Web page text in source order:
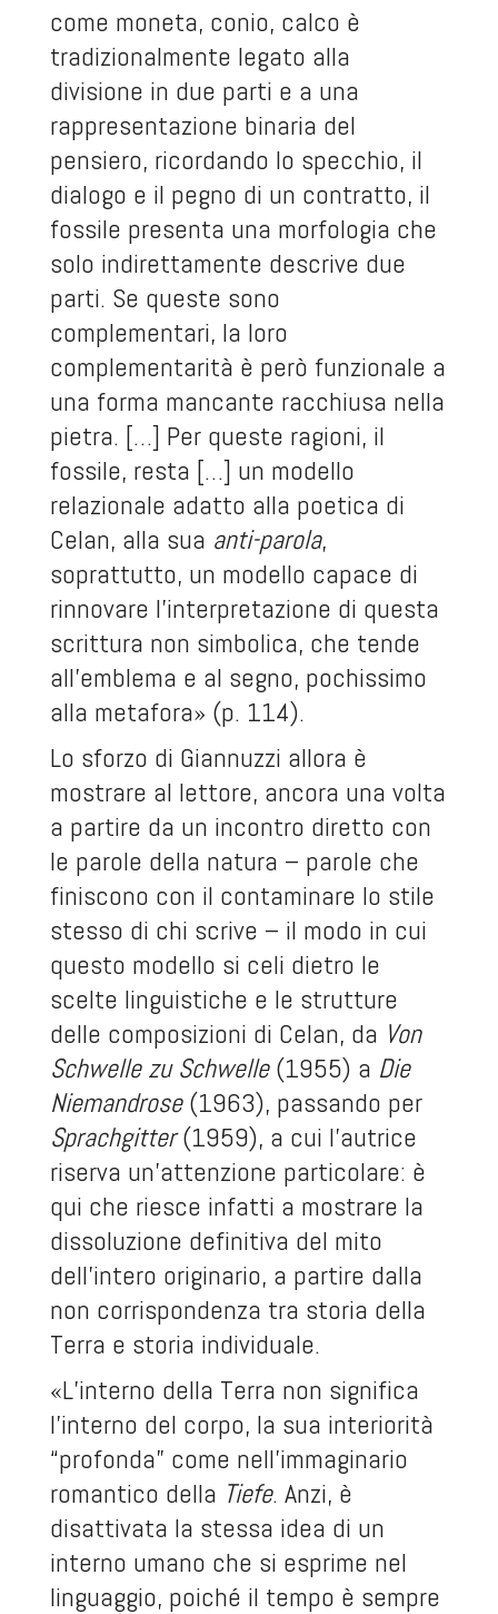
come moneta, conio, calco è
tradizionalmente legato alla
divisione in due parti e a una
rappresentazione binaria del
pensiero, ricordando lo specchio, il
dialogo e il pegno di un contratto, il
fossile presenta una morfologia che
solo indirettamente descrive due
parti. Se queste sono
complementari, la loro
complementarità è però funzionale a
una forma mancante racchiusa nella
pietra. […] Per queste ragioni, il
fossile, resta […] un modello
relazionale adatto alla poetica di
Celan, alla sua anti-parola,
soprattutto, un modello capace di
rinnovare l’interpretazione di questa
scrittura non simbolica, che tende
all’emblema e al segno, pochissimo
alla metafora» (p. 114).
Lo sforzo di Giannuzzi allora è
mostrare al lettore, ancora una volta
a partire da un incontro diretto con
le parole della natura – parole che
finiscono con il contaminare lo stile
stesso di chi scrive – il modo in cui
questo modello si celi dietro le
scelte linguistiche e le strutture
delle composizioni di Celan, da Von
Schwelle zu Schwelle(1955) a Die
Niemandrose(1963), passando per
Sprachgitter(1959), a cui l’autrice
riserva un’attenzione particolare: è
qui che riesce infatti a mostrare la
dissoluzione definitiva del mito
dell’intero originario, a partire dalla
non corrispondenza tra storia della
Terra e storia individuale.
«L’interno della Terra non significa
l’interno del corpo, la sua interiorità
“profonda” come nell’immaginario
romantico della Tiefe. Anzi, è
disattivata la stessa idea di un
interno umano che si esprime nel
linguaggio, poiché il tempo è sempre